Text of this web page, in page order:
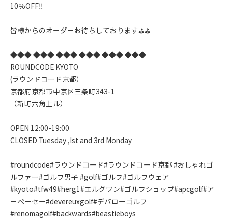
10％OFF‼️
皆様からのオーダーお待ちしております⛳️⛳️
◆◆◆ ◆◆◆ ◆◆◆ ◆◆◆ ◆◆◆ ◆◆◆
ROUNDCODE KYOTO
(ラウンドコード京都）
京都府京都市中京区三条町343-1
（新町六角上ル）
OPEN 12:00-19:00
CLOSED Tuesday ,Ist and 3rd Monday
#roundcode#ラウンドコード#ラウンドコード京都 #おしゃれゴ
ルファー#ゴルフ男子 #golf#ゴルフ#ゴルフウェア
#kyoto#tfw49#herg1#エルグワン#ゴルフショップ#apcgolf#ア
ーペーセー#devereuxgolf#デバローゴルフ
#renomagolf#backwards#beastieboys